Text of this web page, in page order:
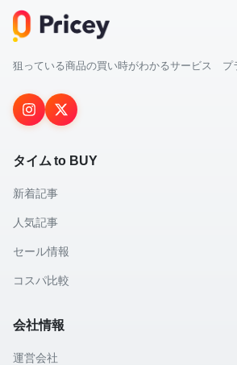
狙っている商品の買い時がわかるサービス プ
タイム to BUY
新着記事
人気記事
セール情報
コスパ比較
会社情報
運営会社